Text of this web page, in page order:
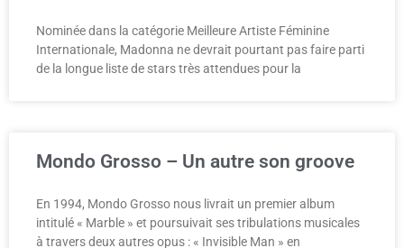
Nominée dans la catégorie Meilleure Artiste Féminine
Internationale, Madonna ne devrait pourtant pas faire parti
de la longue liste de stars très attendues pour la
Mondo Grosso – Un autre son groove
En 1994, Mondo Grosso nous livrait un premier album
intitulé « Marble » et poursuivait ses tribulations musicales
à travers deux autres opus : « Invisible Man » en